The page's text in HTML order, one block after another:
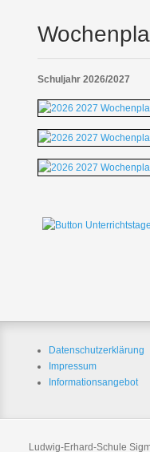
Schuljahr 2026/2027
Datenschutzerklärung
Impressum
Informationsangebot
Ludwig-Erhard-Schule